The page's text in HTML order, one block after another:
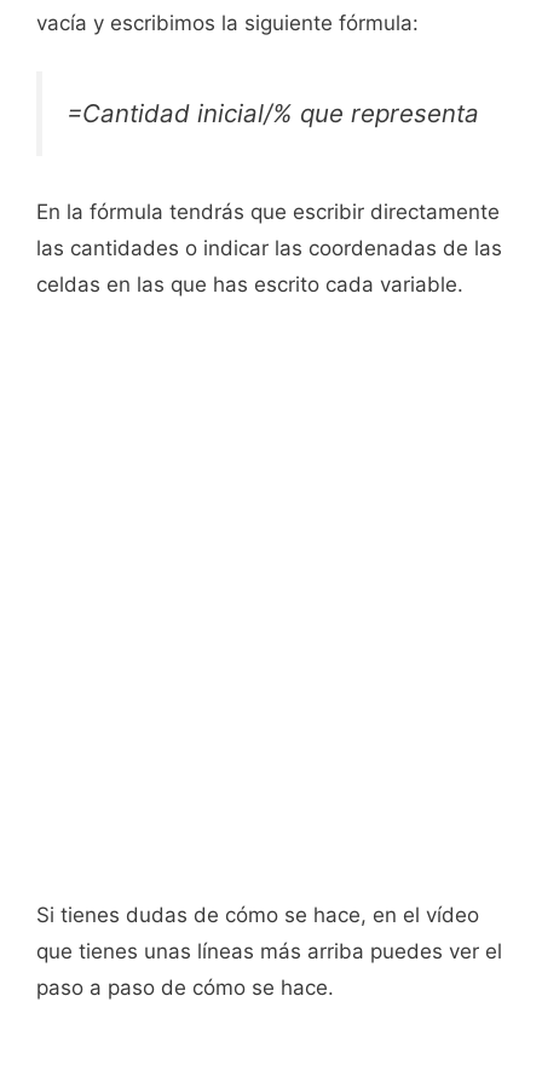
vacía y escribimos la siguiente fórmula:
=Cantidad inicial/% que representa
En la fórmula tendrás que escribir directamente
las cantidades o indicar las coordenadas de las
celdas en las que has escrito cada variable.
Si tienes dudas de cómo se hace, en el vídeo
que tienes unas líneas más arriba puedes ver el
paso a paso de cómo se hace.